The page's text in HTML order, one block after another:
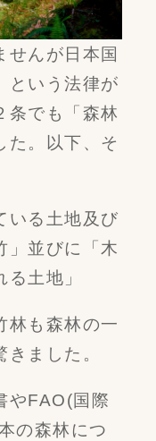
せんが日本国
という法律が
条でも「森林
た。以下、そ
いる土地及び
」並びに「木
土地」
林も森林の一
ました。
やFAO(国際
の森林につ